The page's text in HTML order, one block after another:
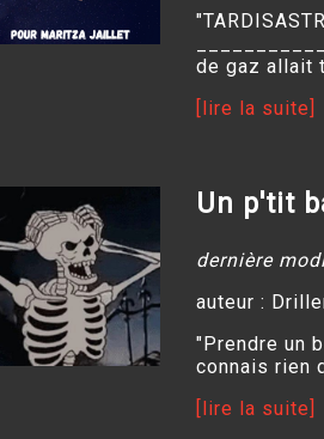
de gaz allait
[lire la suite]
Un p'tit
dernière
auteur :
"Prendre un
connais rien
[lire la suite]